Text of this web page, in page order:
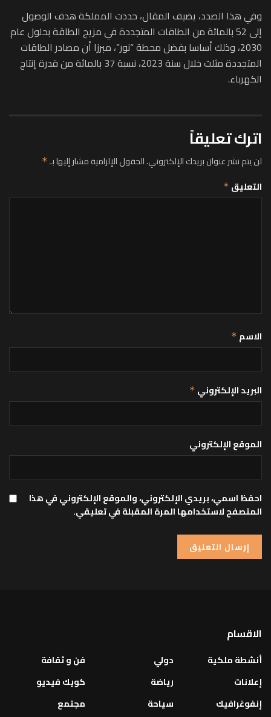
وفي هذا الصدد، يضيف المقال، حددت المملكة هدف الوصول
إلى 52 بالمائة من الطاقات المتجددة في مزيج الطاقة بحلول عام
2030، وذلك أساسا بفضل محطة “نور”، مبرزا أن مصادر الطاقات
المتجددة مثلت خلال سنة 2023، نسبة 37 بالمائة من قدرة إنتاج
الكهرباء.
اترك تعليقاً
لن يتم نشر عنوان بريدك الإلكتروني.الحقول الإلزامية مشار إليها بـ*
التعليق *
الاسم *
البريد الإلكتروني *
الموقع الإلكتروني
احفظ اسمي، بريدي الإلكتروني، والموقع الإلكتروني في هذا
المتصفح لاستخدامها المرة المقبلة في تعليقي.
الاقسام
أنشطة ملكية
إعلانات
إنفوغرافيك
دولي
رياضة
سياحة
فن و ثقافة
كويك فيديو
مجتمع